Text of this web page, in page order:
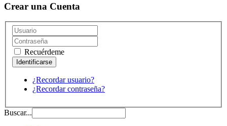
Crear una Cuenta
Recuérdeme
¿Recordar usuario?
¿Recordar contraseña?
Buscar...